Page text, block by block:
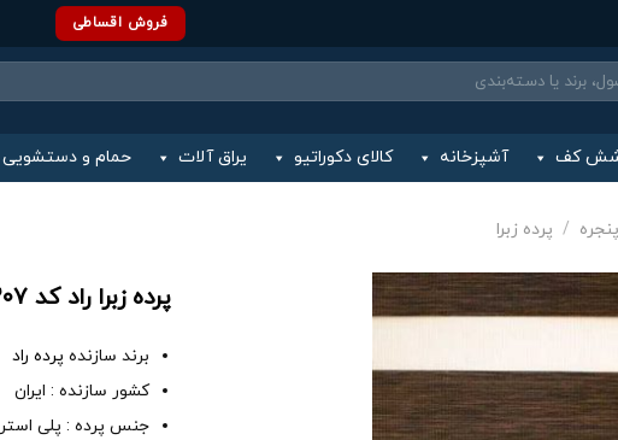
فروش اقساطی
کف آشپزخانه کالای دکوراتیو یراق آلات حمام و دستشویی
/ پرده زبرا
پرده زبرا راد کد ۷۲۰۷
برند سازنده پرده راد
کشور سازنده : ایران
جنس پرده : پلی استر